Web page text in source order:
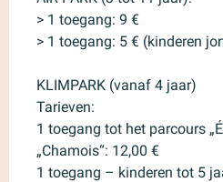
> 1 toegang: 9 €
> 1 toegang: 5 € (kinderen
KLIMPARK (vanaf 4 jaar)
Tarieven:
1 toegang tot het parcours
„Chamois“: 12,00 €
1 toegang – kinderen tot 5